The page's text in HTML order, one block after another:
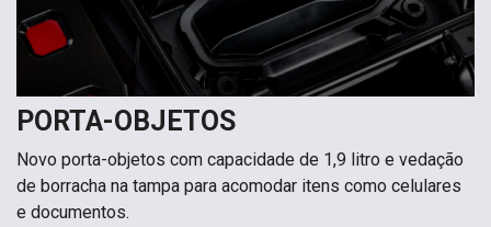
PORTA-OBJETOS
Novo porta-objetos com capacidade de 1,9 litro e vedação
de borracha na tampa para acomodar itens como celulares
e documentos.